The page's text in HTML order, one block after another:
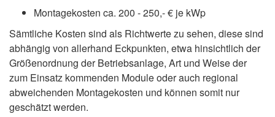
Montagekosten ca. 200 - 250,- € je kWp
Sämtliche Kosten sind als Richtwerte zu sehen, diese sind
abhängig von allerhand Eckpunkten, etwa hinsichtlich der
Größenordnung der Betriebsanlage, Art und Weise der
zum Einsatz kommenden Module oder auch regional
abweichenden Montagekosten und können somit nur
geschätzt werden.